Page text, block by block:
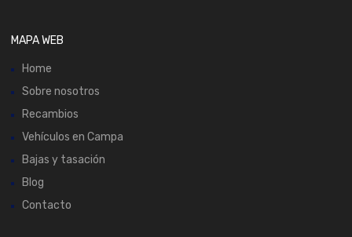
MAPA WEB
Home
Sobre nosotros
Recambios
Vehículos en Campa
Bajas y tasación
Blog
Contacto